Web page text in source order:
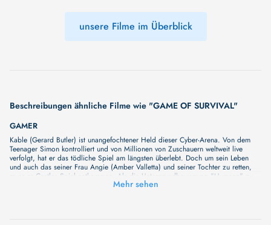
unsere Filme im Überblick
Beschreibungen ähnliche Filme wie "GAME OF SURVIVAL"
GAMER
Kable (Gerard Butler) ist unangefochtener Held dieser Cyber-Arena. Von dem
Teenager Simon kontrolliert und von Millionen von Zuschauern weltweit live
verfolgt, hat er das tödliche Spiel am längsten überlebt. Doch um sein Leben
und auch das seiner Frau Angie (Amber Valletta) und seiner Tochter zu retten,
muss er Castles Spiel entkommen. Als die Untergrundbewegung "Humanz" zu
Kable Kontakt aufnimmt, scheint es endlich einen Ausweg aus dieser Hölle zu
Mehr sehen